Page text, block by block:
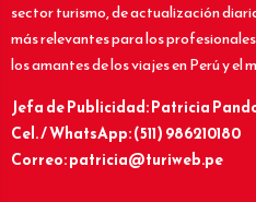
sector turismo, de actualización
más relevantes para los
los amantes de los viajes en Perú y el
Jefa de Publicidad: Patricia
Cel. / WhatsApp: (511) 986210180
Correo: patricia@turiweb.pe